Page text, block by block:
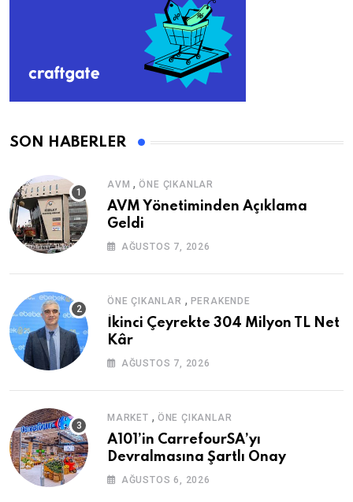
SON HABERLER
AVM ,ÖNE ÇIKANLAR
AVM Yönetiminden Açıklama
Geldi
AĞUSTOS 7, 2026
ÖNE ÇIKANLAR , PERAKENDE
İkinci Çeyrekte 304 Milyon TL Net
Kâr
AĞUSTOS 7, 2026
MARKET , ÖNE ÇIKANLAR
A101’in CarrefourSA’yı
Devralmasına Şartlı Onay
AĞUSTOS 6, 2026